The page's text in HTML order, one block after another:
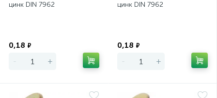
цинк DIN 7962
0,18 ₽
- +
цинк DIN 7962
0,18 ₽
- +